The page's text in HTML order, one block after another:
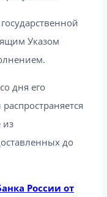
Указом
дня его
из
до
России от